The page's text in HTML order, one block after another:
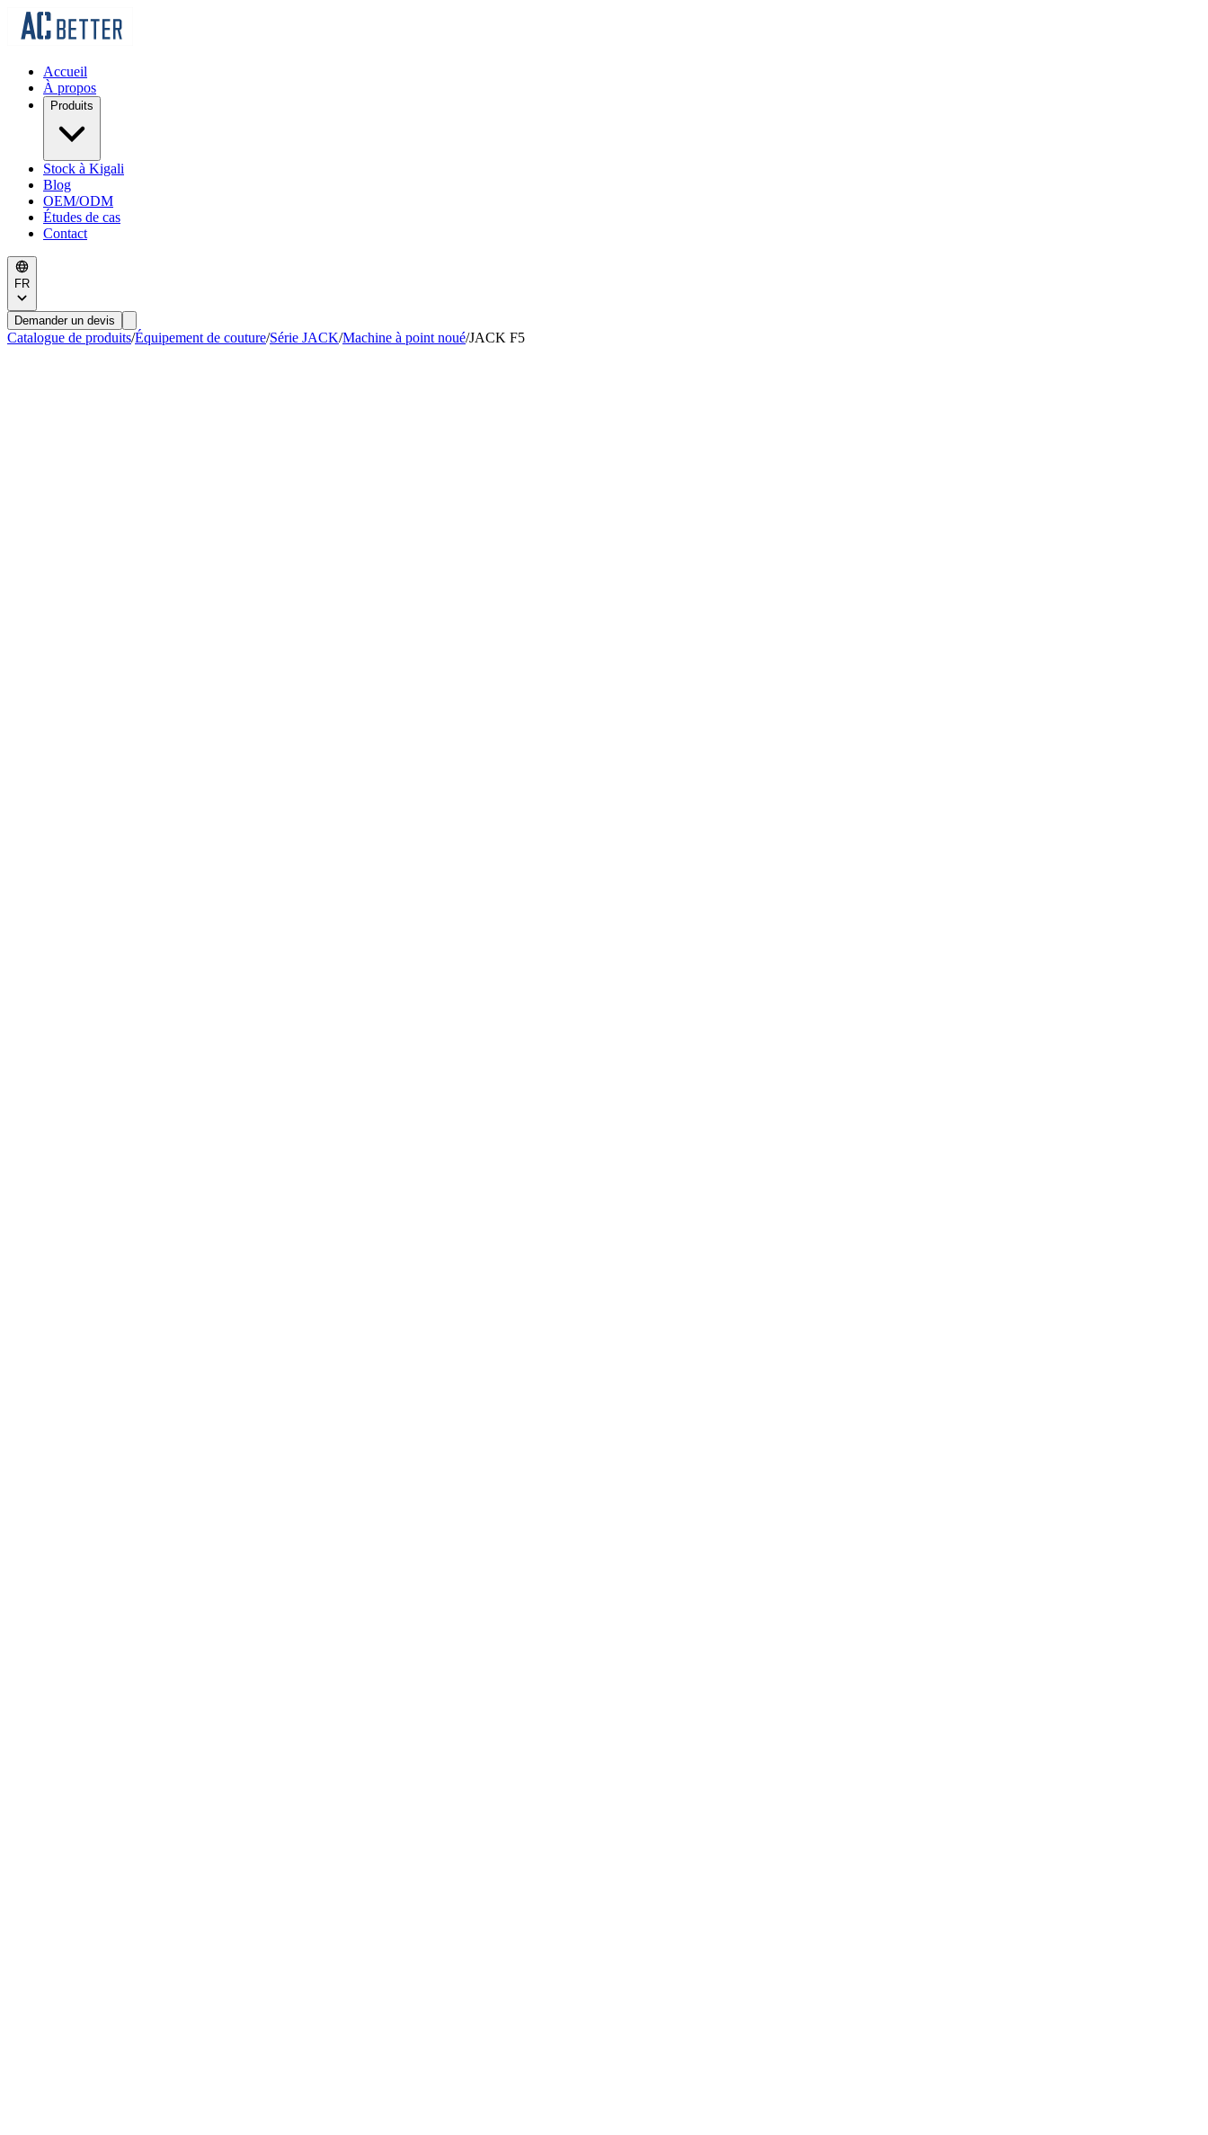
Accueil
À propos
Produits
Stock à Kigali
Blog
OEM/ODM
Études de cas
Contact
FR
Demander un devis
Catalogue de produits/Équipement de couture/Série JACK/Machine à point noué/JACK F5